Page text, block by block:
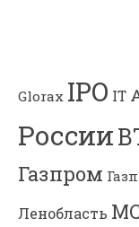
Glorax IPO IT
России
Газпром
Ленобласть